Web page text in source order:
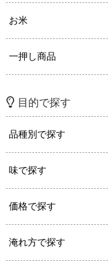
お米
一押し商品
目的で探す
品種別で探す
味で探す
価格で探す
淹れ方で探す